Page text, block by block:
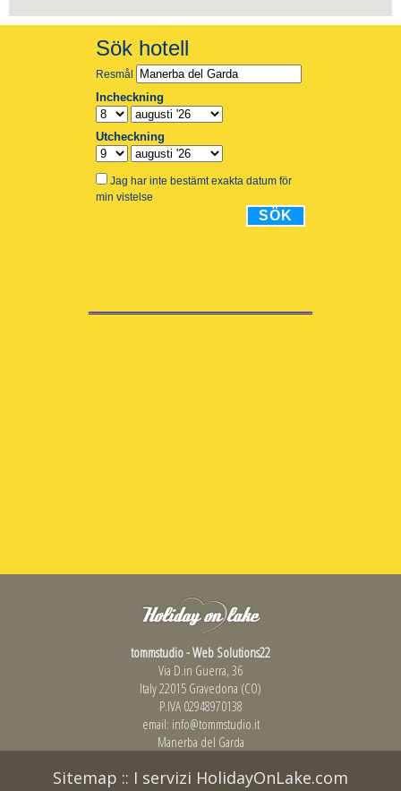
tommstudio - Web Solutions22
Via D.in Guerra, 36
Italy 22015 Gravedona (CO)
P.IVA 02948970138
email: info@tommstudio.it
Manerba del Garda
Sitemap :: I servizi HolidayOnLake.com